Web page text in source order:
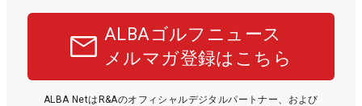
ALBAゴルフニュース
メルマガ登録はこちら
ALBA NetはR&Aのオフィシャルデジタルパートナー、および